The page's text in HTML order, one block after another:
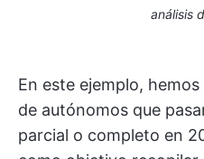
análisis
En este ejemplo,
de autónomos que
parcial o completo en